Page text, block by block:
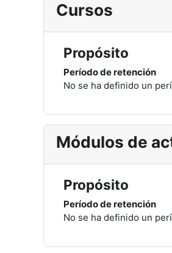
Cursos
Propósito
Período de retención
No se ha definido un
Módulos de
Propósito
Período de retención
No se ha definido un